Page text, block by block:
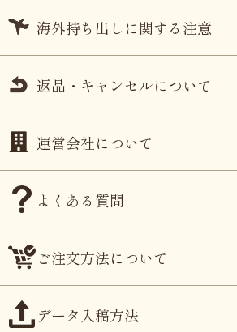
海外持ち出しに関する注意
返品・キャンセルについて
運営会社について
よくある質問
ご注文方法について
データ入稿方法